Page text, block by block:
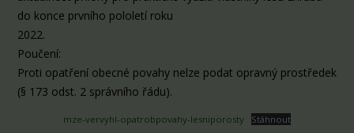
do konce prvního pololetí roku
2022.
Poučení:
Proti opatření obecné povahy nelze podat opravný prostředek
(§ 173 odst. 2 správního řádu).
mze-vervyhl-opatrobpovahy-lesniporosty Stáhnout